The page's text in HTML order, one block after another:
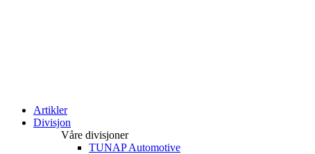
Artikler
Divisjon
Våre divisjoner
TUNAP Automotive